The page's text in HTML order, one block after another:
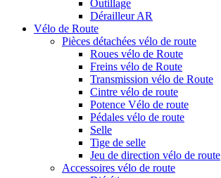
Outillage
Dérailleur AR
Vélo de Route
Pièces détachées vélo de route
Roues vélo de Route
Freins vélo de Route
Transmission vélo de Route
Cintre vélo de route
Potence Vélo de route
Pédales vélo de route
Selle
Tige de selle
Jeu de direction vélo de route
Accessoires vélo de route